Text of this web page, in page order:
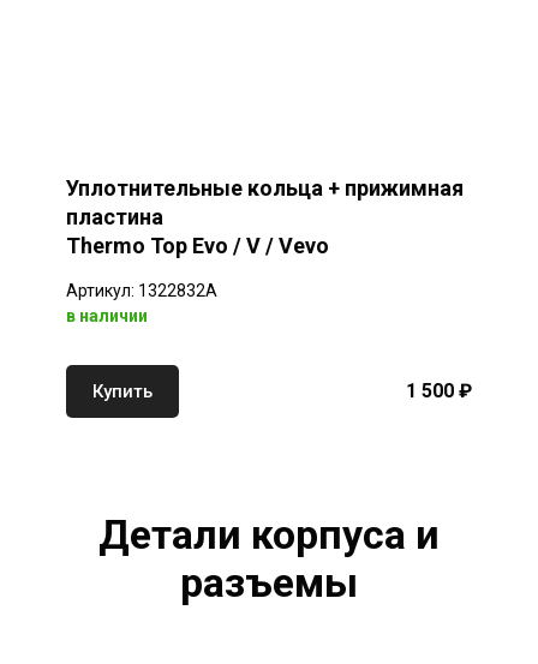
Уплотнительные кольца + прижимная
пластина
Thermo Top Evo / V / Vevo
Артикул: 1322832A
в наличии
Купить 1 500 ₽
Детали корпуса и
разъемы